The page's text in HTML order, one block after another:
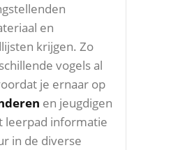
en
krijgen. Zo
vogels al
je ernaar op
en jeugdigen
leerpad informatie
in de diverse